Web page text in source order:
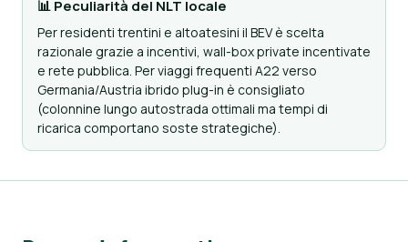
📊 Peculiarità del NLT locale
Per residenti trentini e altoatesini il BEV è scelta
razionale grazie a incentivi, wall-box private incentivate
e rete pubblica. Per viaggi frequenti A22 verso
Germania/Austria ibrido plug-in è consigliato
(colonnine lungo autostrada ottimali ma tempi di
ricarica comportano soste strategiche).